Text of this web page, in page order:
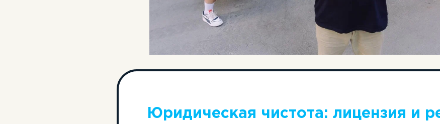
Юридическая чистота: лицензия и